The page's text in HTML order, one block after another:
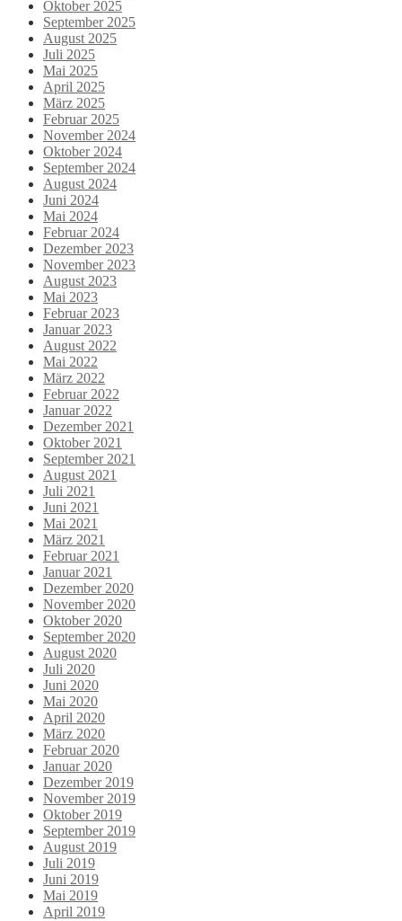
Oktober 2025
September 2025
August 2025
Juli 2025
Mai 2025
April 2025
März 2025
Februar 2025
November 2024
Oktober 2024
September 2024
August 2024
Juni 2024
Mai 2024
Februar 2024
Dezember 2023
November 2023
August 2023
Mai 2023
Februar 2023
Januar 2023
August 2022
Mai 2022
März 2022
Februar 2022
Januar 2022
Dezember 2021
Oktober 2021
September 2021
August 2021
Juli 2021
Juni 2021
Mai 2021
März 2021
Februar 2021
Januar 2021
Dezember 2020
November 2020
Oktober 2020
September 2020
August 2020
Juli 2020
Juni 2020
Mai 2020
April 2020
März 2020
Februar 2020
Januar 2020
Dezember 2019
November 2019
Oktober 2019
September 2019
August 2019
Juli 2019
Juni 2019
Mai 2019
April 2019